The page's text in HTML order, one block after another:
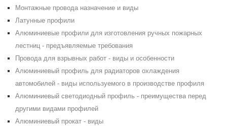
Монтажные провода назначение и виды
Латунные профили
Алюминиевые профили для изготовления ручных пожарных
лестниц - предъявляемые требования
Провода для взрывных работ - виды и особенности
Алюминиевый профиль для радиаторов охлаждения
автомобилей - виды используемого в производстве профиля
Алюминиевый светодиодный профиль - преимущества перед
другими видами профилей
Алюминиевый прокат - виды